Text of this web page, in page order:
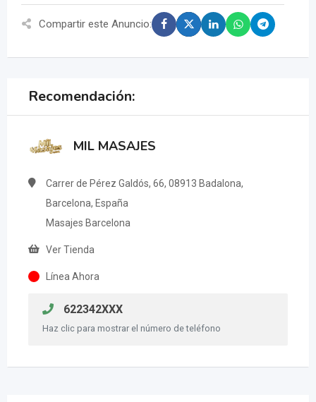
Compartir este Anuncio:
Recomendación:
MIL MASAJES
Carrer de Pérez Galdós, 66, 08913 Badalona,
Barcelona, España
Masajes Barcelona
Ver Tienda
Línea Ahora
622342XXX
Haz clic para mostrar el número de teléfono